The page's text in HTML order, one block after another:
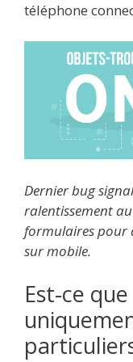
téléphone
Dernier bug
ralentissement
formulaires pour
sur mobile.
Est-ce